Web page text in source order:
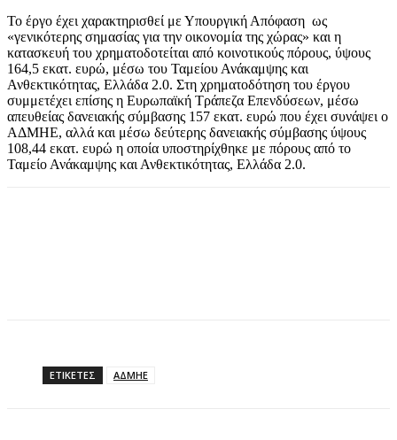
Το έργο έχει χαρακτηρισθεί με Υπουργική Απόφαση ως
«γενικότερης σημασίας για την οικονομία της χώρας» και η
κατασκευή του χρηματοδοτείται από κοινοτικούς πόρους, ύψους
164,5 εκατ. ευρώ, μέσω του Ταμείου Ανάκαμψης και
Ανθεκτικότητας, Ελλάδα 2.0. Στη χρηματοδότηση του έργου
συμμετέχει επίσης η Ευρωπαϊκή Τράπεζα Επενδύσεων, μέσω
απευθείας δανειακής σύμβασης 157 εκατ. ευρώ που έχει συνάψει ο
ΑΔΜΗΕ, αλλά και μέσω δεύτερης δανειακής σύμβασης ύψους
108,44 εκατ. ευρώ η οποία υποστηρίχθηκε με πόρους από το
Ταμείο Ανάκαμψης και Ανθεκτικότητας, Ελλάδα 2.0.
ΕΤΙΚΕΤΕΣ ΑΔΜΗΕ